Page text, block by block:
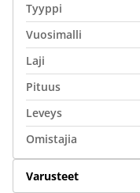
Tyyppi
Vuosimalli
Laji
Pituus
Leveys
Omistajia
Varusteet